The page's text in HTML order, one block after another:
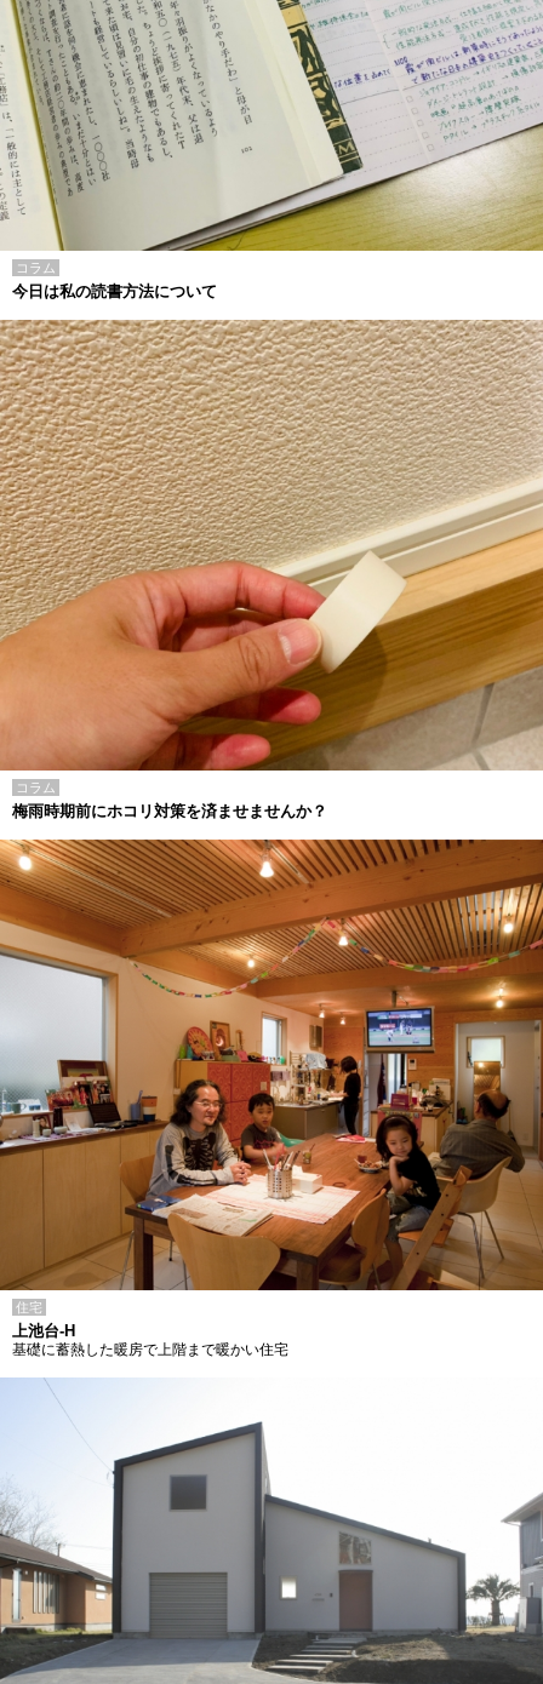
コラム
今日は私の読書方法について
コラム
梅雨時期前にホコリ対策を済ませませんか？
住宅
上池台-H
基礎に蓄熱した暖房で上階まで暖かい住宅